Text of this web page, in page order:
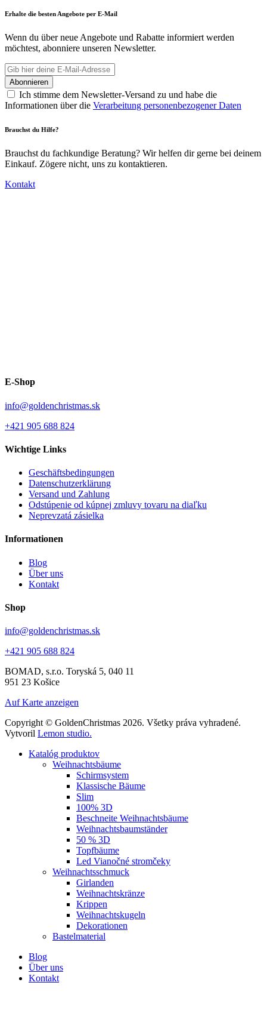
Erhalte die besten Angebote per E-Mail
Wenn du über neue Angebote und Rabatte informiert werden
möchtest, abonniere unseren Newsletter.
Ich stimme dem Newsletter-Versand zu und habe die
Informationen über die Verarbeitung personenbezogener Daten
Brauchst du Hilfe?
Brauchst du fachkundige Beratung? Wir helfen dir gerne bei deinem
Einkauf. Zögere nicht, uns zu kontaktieren.
Kontakt
E-Shop
info@goldenchristmas.sk
+421 905 688 824
Wichtige Links
Geschäftsbedingungen
Datenschutzerklärung
Versand und Zahlung
Odstúpenie od kúpnej zmluvy tovaru na diaľku
Neprevzatá zásielka
Informationen
Blog
Über uns
Kontakt
Shop
info@goldenchristmas.sk
+421 905 688 824
BOMAD, s.r.o. Toryská 5, 040 11
951 23 Košice
Auf Karte anzeigen
Copyright © GoldenChristmas 2026. Všetky práva vyhradené.
Vytvoril Lemon studio.
Katalóg produktov
Weihnachtsbäume
Schirmsystem
Klassische Bäume
Slim
100% 3D
Beschneite Weihnachtsbäume
Weihnachtsbaumständer
50 % 3D
Topfbäume
Led Vianočné stromčeky
Weihnachtsschmuck
Girlanden
Weihnachtskränze
Krippen
Weihnachtskugeln
Dekorationen
Bastelmaterial
Blog
Über uns
Kontakt